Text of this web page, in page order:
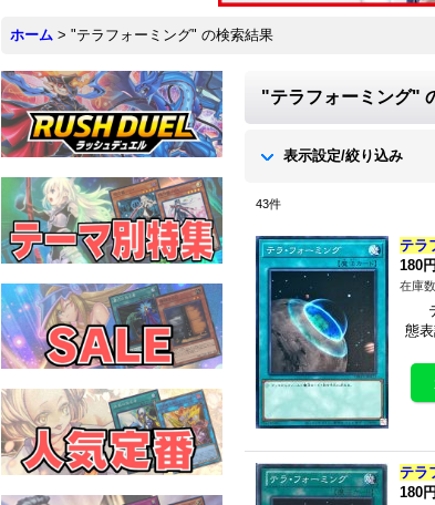
ホーム > "テラフォーミング" の検索結果
"テラフォーミング"
表示設定/絞り込み
43件
テラ
180円
在庫
テ
態
テラ
180円